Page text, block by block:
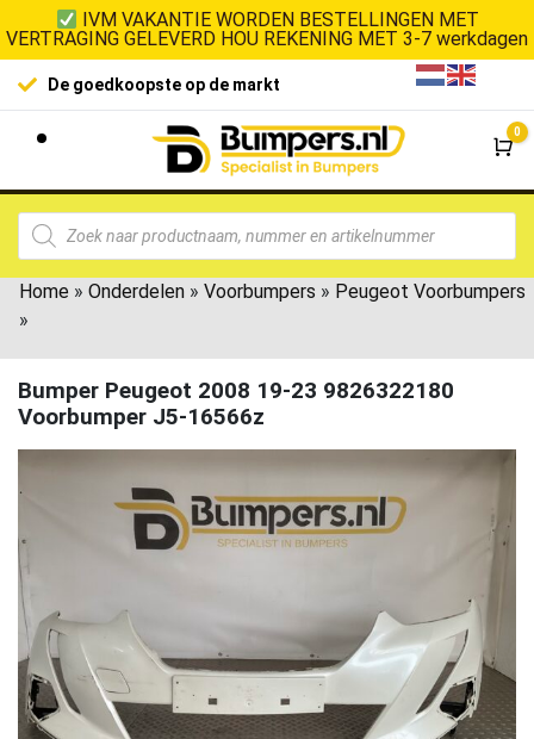
IVM VAKANTIE WORDEN BESTELLINGEN MET
VERTRAGING GELEVERD HOU REKENING MET 3-7 werkdagen
De goedkoopste op de markt
0
Home » Onderdelen » Voorbumpers » Peugeot Voorbumpers
»
Bumper Peugeot 2008 19-23 9826322180
Voorbumper J5-16566z